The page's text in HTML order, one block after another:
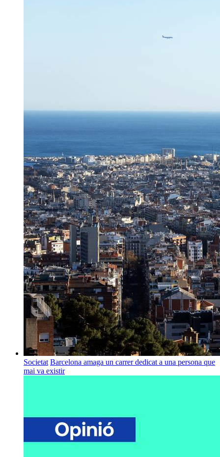
Societat Barcelona amaga un carrer dedicat a una persona que
mai va existir